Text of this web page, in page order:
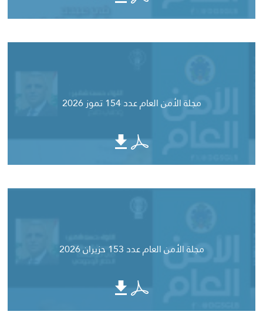
مجلة الأمن العام عدد 154 تموز 2026
مجلة الأمن العام عدد 153 حزيران 2026